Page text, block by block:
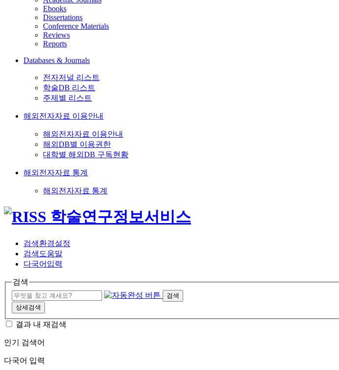
Ebooks
Dissertations
Conference Materials
Reviews
Reports
Databases & Journals
전자저널 리스트
학술DB 리스트
주제별 리스트
해외전자자료 이용안내
해외전자자료 이용안내
해외DB별 이용권한
대학별 해외DB 구독현황
해외전자자료 통계
해외전자자료 통계
검색환경설정
검색도움말
다국어입력
검색
검색
상세검색
결과 내 재검색
인기 검색어
다국어 입력